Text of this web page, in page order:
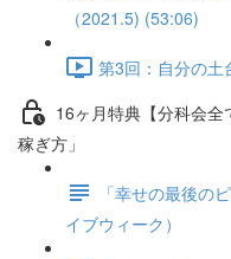
（2021.5) (53:06)
第3回：自分の
16ヶ月特典【分科会全
稼ぎ方」
「幸せの最後の
イブウィーク）